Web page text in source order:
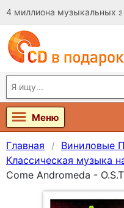
4 миллиона музыкальных
Меню
Главная
Виниловые
Классическая музыка
Come Andromeda -